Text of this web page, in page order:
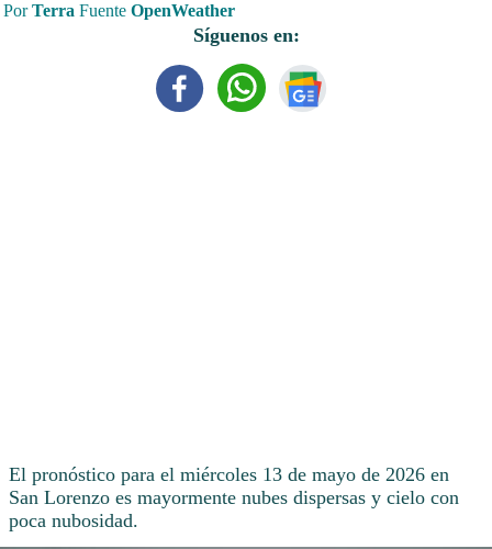
PorTerra Fuente OpenWeather
Síguenos en:
El pronóstico para el miércoles 13 de mayo de 2026 en
San Lorenzo es mayormente nubes dispersas y cielo con
poca nubosidad.